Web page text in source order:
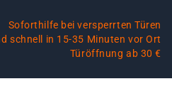
Soforthilfe bei versperrten Türen
schnell in 15-35 Minuten vor Ort
Türöffnung ab 30 €